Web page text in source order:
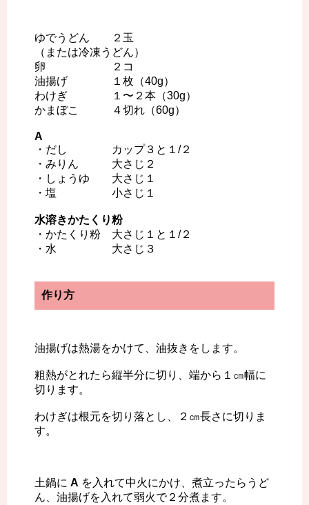
ゆでうどん ２玉
（または冷凍うどん）
卵 ２コ
油揚げ １枚（40g）
わけぎ １〜２本（30g）
かまぼこ ４切れ（60g）
A
・だし カップ３と１/２
・みりん 大さじ２
・しょうゆ 大さじ１
・塩 小さじ１
水溶きかたくり粉
・かたくり粉 大さじ１と１/２
・水 大さじ３
作り方
油揚げは熱湯をかけて、油抜きをします。
粗熱がとれたら縦半分に切り、端から１㎝幅に
切ります。
わけぎは根元を切り落とし、２㎝長さに切りま
す。
土鍋に A を入れて中火にかけ、煮立ったらうど
ん、油揚げを入れて弱火で２分煮ます。